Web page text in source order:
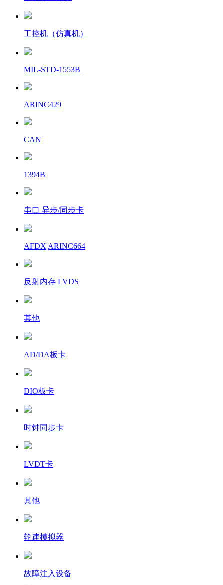
工控机（仿真机）
MIL-STD-1553B
ARINC429
CAN
1394B
串口 异步/同步卡
AFDX|ARINC664
反射内存 LVDS
其他
AD/DA板卡
DIO板卡
时钟同步卡
LVDT卡
其他
轮速模拟器
故障注入设备